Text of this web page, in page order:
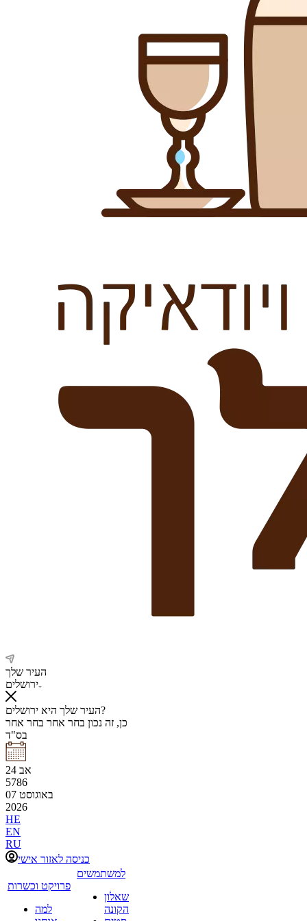
העיר שלך
ירושלים
העיר שלך היא ירושלים?
כן, זה נכון בחר אחר בחר אחר
בס"ד
24 אב
5786
07 באוגוסט
2026
HE
EN
RU
כניסה לאזור אישי
פרויקט וכשרות
למה
למשתמשים
שאלון
הקונה